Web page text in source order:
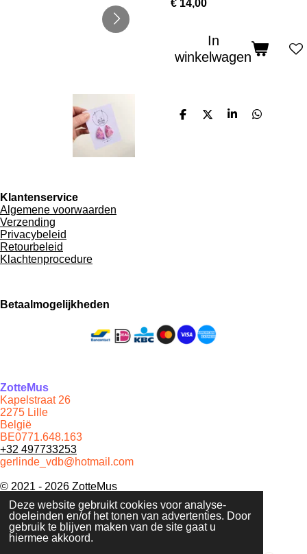
Deze website gebruikt cookies voor analyse-
doeleinden en/of het tonen van advertenties. Door
gebruik te blijven maken van de site gaat u
hiermee akkoord.
€ 14,00
In
winkelwagen
D
D
S
D
Klantenservice
Algemene voorwaarden
Verzending
Privacybeleid
Retourbeleid
Klachtenprocedure
Betaalmogelijkheden
ZotteMus
Kapelstraat 26
2275 Lille
België
BE0771.648.163
+32 497733253
gerlinde_vdb@hotmail.com
© 2021 - 2026 ZotteMus
Powered by
JouwWeb